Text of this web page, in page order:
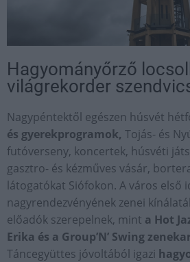
Hagyományőrző
világrekorder
Nagypéntektől egészen húsvét
és gyerekprogramok, Tojás- és
futóverseny, koncertek, húsvéti
gasztro- és kézműves vásár,
látogatókat Siófokon. A város első
nagyrendezvényének zenei
előadók szerepelnek, mint a Hot
Erika és a Group’N’ Swing
Táncegyüttes jóvoltából igazi